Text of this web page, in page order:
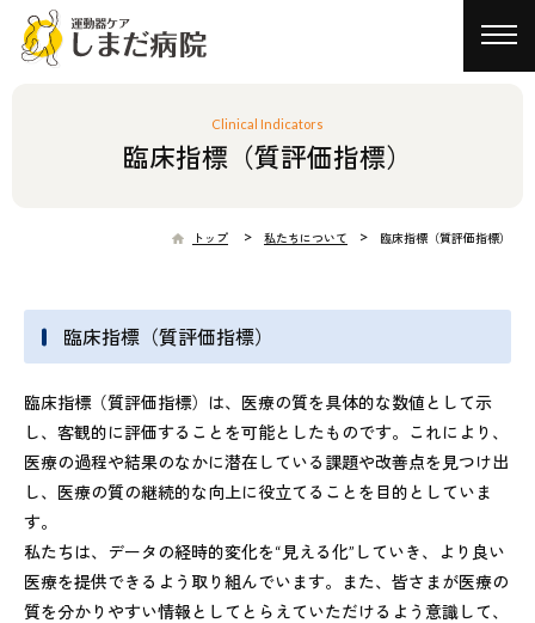
Clinical Indicators
臨床指標（質評価指標）
トップ > 私たちについて > 臨床指標（質評価指標）
臨床指標（質評価指標）
臨床指標（質評価指標）は、医療の質を具体的な数値として示
し、客観的に評価することを可能としたものです。これにより、
医療の過程や結果のなかに潜在している課題や改善点を見つけ出
し、医療の質の継続的な向上に役立てることを目的としていま
す。
私たちは、データの経時的変化を“見える化”していき、より良い
医療を提供できるよう取り組んでいます。また、皆さまが医療の
質を分かりやすい情報としてとらえていただけるよう意識して、